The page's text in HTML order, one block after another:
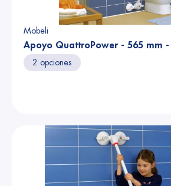
Mobeli
Apoyo QuattroPower - 565 mm
2 opciones